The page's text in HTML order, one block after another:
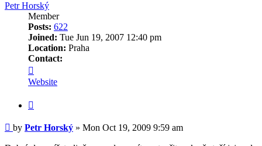
Petr Horský
Member
Posts: 622
Joined: Tue Jun 19, 2007 12:40 pm
Location: Praha
Contact:
Petr
Horský
Website
Post
by Petr Horský » Mon Oct 19, 2009 9:59 am